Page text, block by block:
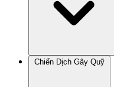
Chiến Dịch Gây Quỹ